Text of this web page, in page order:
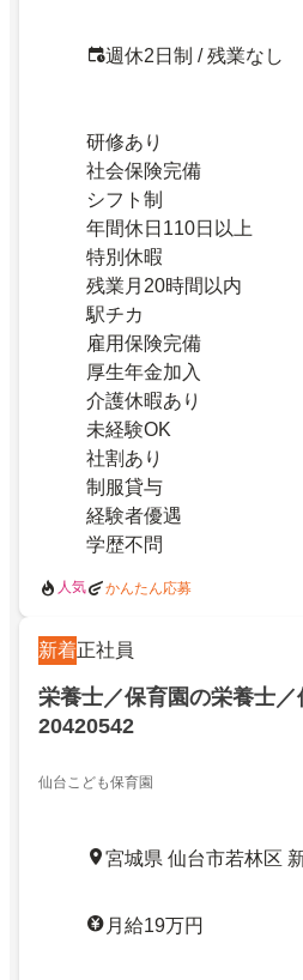
週休2日制 / 残業なし
研修あり
社会保険完備
シフト制
年間休日110日以上
特別休暇
残業月20時間以内
駅チカ
雇用保険完備
厚生年金加入
介護休暇あり
未経験OK
社割あり
制服貸与
経験者優遇
学歴不問
人気 かんたん応募
新着正社員
栄養士／保育園の栄養士
20420542
仙台こども保育園
宮城県 仙台市若林区
月給19万円